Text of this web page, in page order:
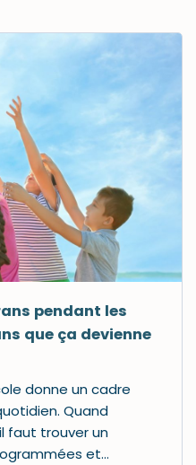
pendant les
que ça devienne
donne un cadre
Quand
faut trouver un
et…